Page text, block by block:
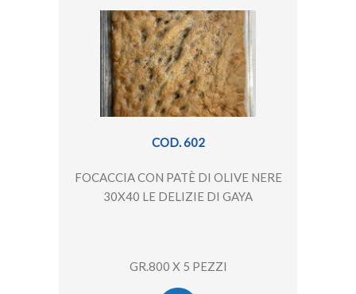
COD. 602
FOCACCIA CON PATÈ DI OLIVE NERE
30X40 LE DELIZIE DI GAYA
GR.800 X 5 PEZZI